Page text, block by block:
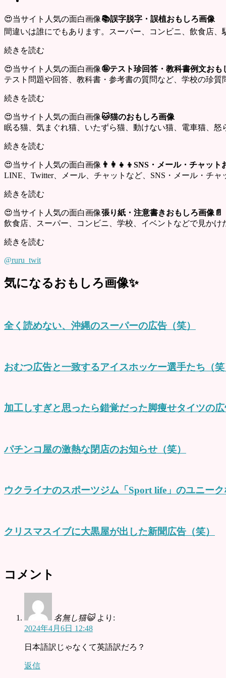
😍当サイト人気の面白画像📚誤字脱字・誤植おもしろ画像
間違いは誰にでもあります。スーパー、コンビニ、飲食店
続きを読む
😍当サイト人気の面白画像🤪テスト珍回答・教科書例文おも
テスト問題や回答、教科書・参考書の質問など、学校の珍質
続きを読む
😍当サイト人気の面白画像🐱猫のおもしろ画像
眠る猫、気まぐれ猫、いたずら猫、動けない猫、電車猫、
続きを読む
😍当サイト人気の面白画像 👨‍👩‍👧‍👦SNS・メール・チャット
LINE、Twitter、メール、チャットなど、SNS・メール・チャ
続きを読む
😍当サイト人気の面白画像張り紙・注意書きおもしろ画像📄
飲食店、スーパー、コンビニ、学校、イベントなどで見かけ
続きを読む
@ruru_twit
気になるおもしろ画像✨
全く読めない、沖縄のスーパーの広告（笑）
おむつ広告と一致するアイスホッケー選手たち（笑
加工しすぎと思ったら錯覚だった脚痩せタイツの広
パチンコ屋の激熱な閉店のお知らせ（笑）
ウクライナのスポーツジム「Sport life」のユニーク
クリスマスイブに大黒屋が出した新聞広告（笑）
コメント
名無し猫😺 より:
2024年4月6日 12:48
日本語訳じゃなくて英語訳だろ？
返信